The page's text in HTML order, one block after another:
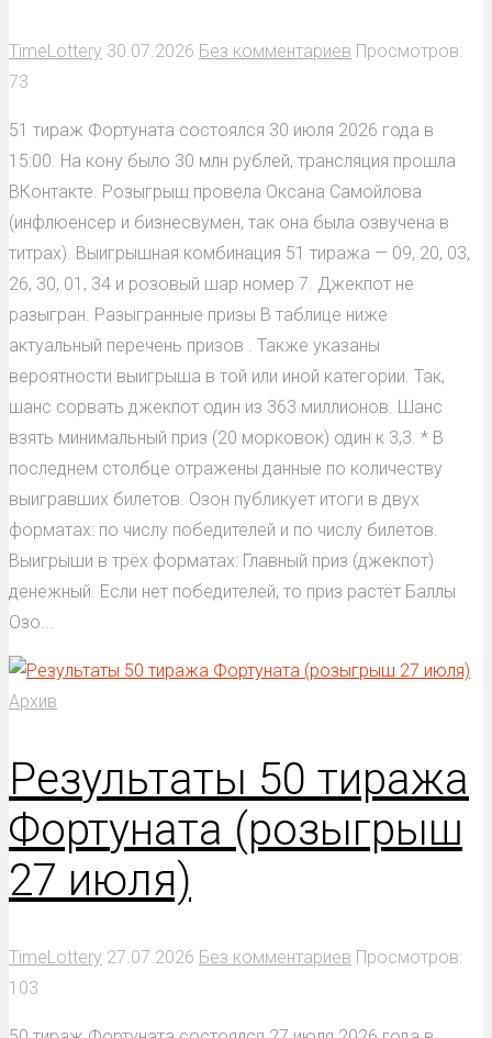
TimeLottery 30.07.2026 Без комментариев Просмотров:
73
51 тираж Фортуната состоялся 30 июля 2026 года в
15:00. На кону было 30 млн рублей, трансляция прошла
ВКонтакте. Розыгрыш провела Оксана Самойлова
(инфлюенсер и бизнесвумен, так она была озвучена в
титрах). Выигрышная комбинация 51 тиража — 09, 20, 03,
26, 30, 01, 34 и розовый шар номер 7. Джекпот не
разыгран. Разыгранные призы В таблице ниже
актуальный перечень призов . Также указаны
вероятности выигрыша в той или иной категории. Так,
шанс сорвать джекпот один из 363 миллионов. Шанс
взять минимальный приз (20 морковок) один к 3,3. * В
последнем столбце отражены данные по количеству
выигравших билетов. Озон публикует итоги в двух
форматах: по числу победителей и по числу билетов.
Выигрыши в трёх форматах: Главный приз (джекпот)
денежный. Если нет победителей, то приз растёт Баллы
Озо...
Архив
Результаты 50 тиража
Фортуната (розыгрыш
27 июля)
TimeLottery 27.07.2026 Без комментариев Просмотров:
103